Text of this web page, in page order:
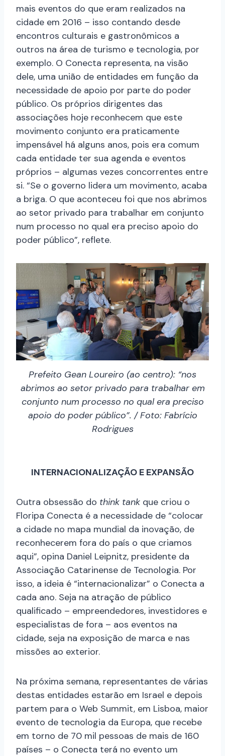
mais eventos do que eram realizados na
cidade em 2016 – isso contando desde
encontros culturais e gastronômicos a
outros na área de turismo e tecnologia, por
exemplo. O Conecta representa, na visão
dele, uma união de entidades em função da
necessidade de apoio por parte do poder
público. Os próprios dirigentes das
associações hoje reconhecem que este
movimento conjunto era praticamente
impensável há alguns anos, pois era comum
cada entidade ter sua agenda e eventos
próprios – algumas vezes concorrentes entre
si. “Se o governo lidera um movimento, acaba
a briga. O que aconteceu foi que nos abrimos
ao setor privado para trabalhar em conjunto
num processo no qual era preciso apoio do
poder público”, reflete.
Prefeito Gean Loureiro (ao centro): “nos
abrimos ao setor privado para trabalhar em
conjunto num processo no qual era preciso
apoio do poder público”. / Foto: Fabrício
Rodrigues
INTERNACIONALIZAÇÃO E EXPANSÃO
Outra obsessão do think tank que criou o
Floripa Conecta é a necessidade de “colocar
a cidade no mapa mundial da inovação, de
reconhecerem fora do país o que criamos
aqui”, opina Daniel Leipnitz, presidente da
Associação Catarinense de Tecnologia. Por
isso, a ideia é “internacionalizar” o Conecta a
cada ano. Seja na atração de público
qualificado – empreendedores, investidores e
especialistas de fora – aos eventos na
cidade, seja na exposição de marca e nas
missões ao exterior.
Na próxima semana, representantes de várias
destas entidades estarão em Israel e depois
partem para o Web Summit, em Lisboa, maior
evento de tecnologia da Europa, que recebe
em torno de 70 mil pessoas de mais de 160
países – o Conecta terá no evento um